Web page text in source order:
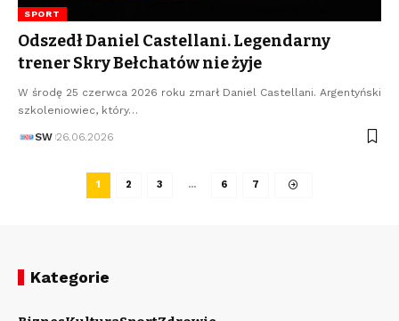
SPORT
Odszedł Daniel Castellani. Legendarny
trener Skry Bełchatów nie żyje
W środę 25 czerwca 2026 roku zmarł Daniel Castellani. Argentyński
szkoleniowiec, który…
SW 26.06.2026
1 2 3 … 6 7
Kategorie